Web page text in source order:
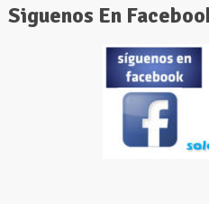
Siguenos En